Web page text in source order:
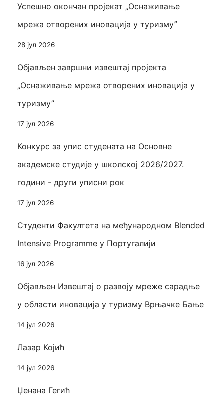
Успешно окончан пројекат „Оснаживање
мрежа отворених иновација у туризмуˮ
28 јул 2026
Објављен завршни извештај пројекта
„Оснаживање мрежа отворених иновација у
туризму”
17 јул 2026
Конкурс за упис студената на Основне
академске студије у школској 2026/2027.
години - други уписни рок
17 јул 2026
Студенти Факултета на међународном Blended
Intensive Programme у Португалији
16 јул 2026
Објављен Извештај о развоју мреже сарадње
у области иновација у туризму Врњачке Бање
14 јул 2026
Лазар Којић
14 јул 2026
Џенана Гегић